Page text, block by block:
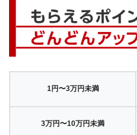
1円〜3万円未満
3万円〜10万円未満